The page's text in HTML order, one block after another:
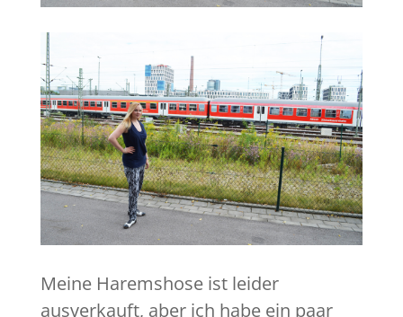
Meine Haremshose ist leider
ausverkauft, aber ich habe ein paar